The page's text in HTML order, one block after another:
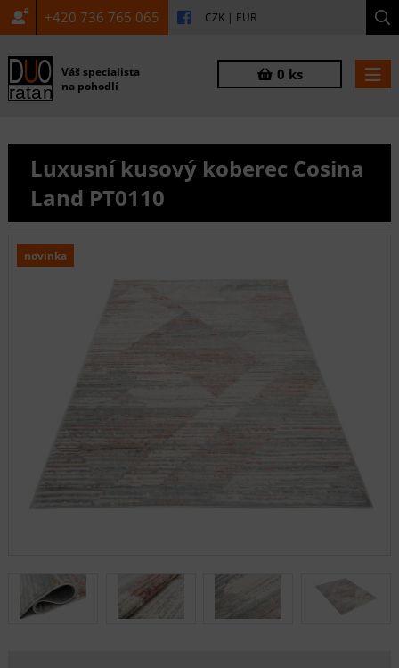
+420 736 765 065 CZK | EUR
Váš specialista
na pohodlí
0 ks
Luxusní kusový koberec Cosina
Land PT0110
novinka